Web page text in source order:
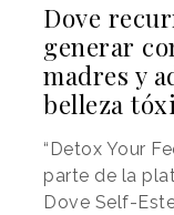
Dove
generar
madres y
belleza
“Detox Your
parte de la
Dove Self-